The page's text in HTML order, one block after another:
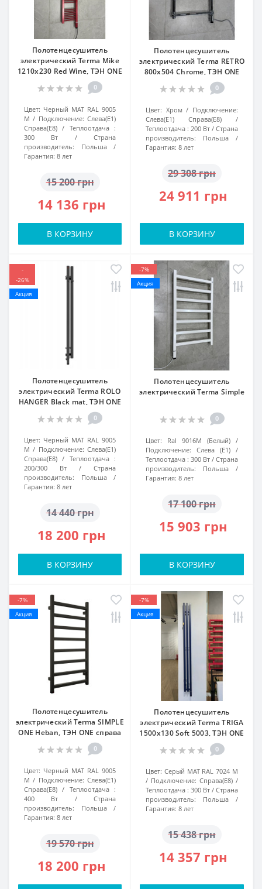
Полотенцесушитель
электрический Terma Mike
1210x230 Red Wine, ТЭН ONE
0
Цвет: Черный МАТ RAL 9005
M
Подключение: Слева(Е1)
Справа(Е8)
Теплоотдача :
300 Вт
Страна
производитель:
Польша
Гарантия: 8 лет
15 200 грн
14 136 грн
В КОРЗИНУ
Полотенцесушитель
электрический Terma RETRO
800x504 Chrome, ТЭН ONE
0
Цвет: Хром
Подключение:
Слева(Е1) Справа(Е8)
Теплоотдача : 200 Вт
Страна
производитель:
Польша
Гарантия: 8 лет
29 308 грн
24 911 грн
В КОРЗИНУ
-
-26%
Акция
Полотенцесушитель
электрический Terma ROLO
HANGER Black mat, ТЭН ONE
0
Цвет: Черный МАТ RAL 9005
M
Подключение: Слева(Е1)
Справа(Е8)
Теплоотдача :
200/300 Вт
Страна
производитель:
Польша
Гарантия: 8 лет
14 440 грн
18 200 грн
В КОРЗИНУ
-7%
Акция
Полотенцесушитель
электрический Terma Simple
0
Цвет:
Ral 9016M (Белый)
Подключение:
Слева (E1)
Теплоотдача : 300 Вт
Страна
производитель:
Польша
Гарантия: 8 лет
17 100 грн
15 903 грн
В КОРЗИНУ
-7%
Акция
Полотенцесушитель
электрический Terma SIMPLE
ONE Heban, ТЭН ONE справа
0
Цвет: Черный МАТ RAL 9005
M
Подключение: Слева(Е1)
Справа(Е8)
Теплоотдача :
400 Вт
Страна
производитель:
Польша
Гарантия: 8 лет
19 570 грн
18 200 грн
-7%
Акция
Полотенцесушитель
электрический Terma TRIGA
1500x130 Soft 5003, ТЭН ONE
0
Цвет: Серый МАТ RAL 7024 M
Подключение: Справа(Е8)
Теплоотдача : 300 Вт
Страна
производитель:
Польша
Гарантия: 8 лет
15 438 грн
14 357 грн